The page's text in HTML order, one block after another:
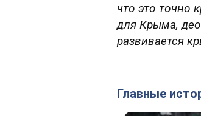
что это точно
для Крыма,
развивается
Главные